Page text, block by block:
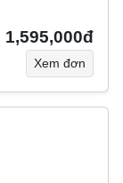
1,595,000đ
Xem đơn